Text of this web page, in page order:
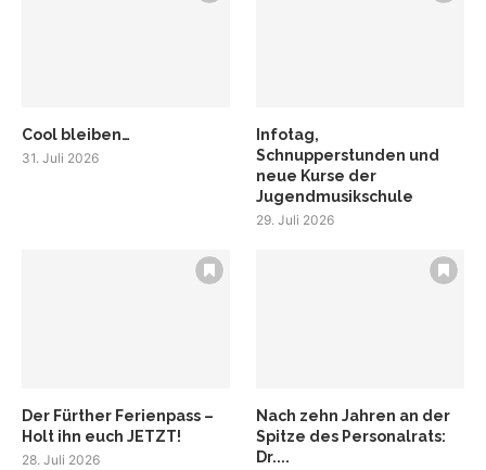
Cool bleiben…
31. Juli 2026
Infotag,
Schnupperstunden und
neue Kurse der
Jugendmusikschule
29. Juli 2026
Der Fürther Ferienpass –
Holt ihn euch JETZT!
28. Juli 2026
Nach zehn Jahren an der
Spitze des Personalrats:
Dr....